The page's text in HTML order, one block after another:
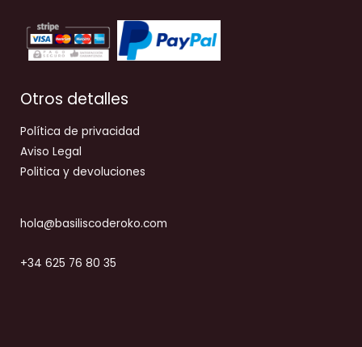
Otros detalles
Política de privacidad
Aviso Legal
Politica y devoluciones
hola@basiliscoderoko.com
+34 625 76 80 35